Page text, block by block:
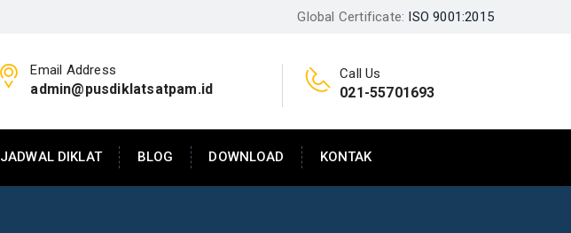
Global Certificate: ISO 9001:2015
Email Address
admin@pusdiklatsatpam.id
Call Us
021-55701693
JADWAL DIKLAT BLOG DOWNLOAD KONTAK